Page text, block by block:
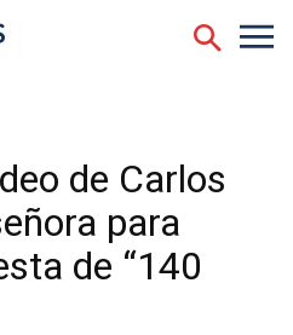
de Carlos
para
de “140